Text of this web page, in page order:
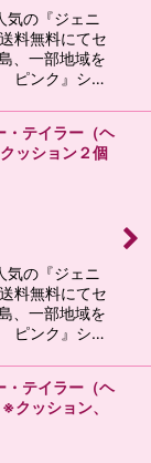
気の『ジェニ
料無料にてセ
、一部地域を
ピンク』シ…
テイラー（ヘ
ッション２個
気の『ジェニ
料無料にてセ
、一部地域を
ピンク』シ…
テイラー（ヘ
ッション、